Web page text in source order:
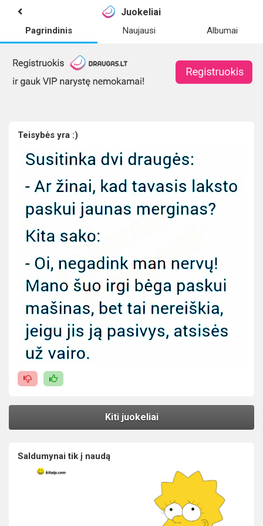
Juokeliai
Pagrindinis Naujausi Albumai
Teisybės yra :)
Kiti juokeliai
Saldumynai tik į naudą